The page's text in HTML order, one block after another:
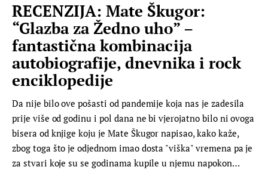
RECENZIJA: Mate Škugor:
“Glazba za Žedno uho” –
fantastična kombinacija
autobiografije, dnevnika i rock
enciklopedije
Da nije bilo ove pošasti od pandemije koja nas je zadesila
prije više od godinu i pol dana ne bi vjerojatno bilo ni ovoga
bisera od knjige koju je Mate Škugor napisao, kako kaže,
zbog toga što je odjednom imao dosta "viška" vremena pa je
za stvari koje su se godinama kupile u njemu napokon…